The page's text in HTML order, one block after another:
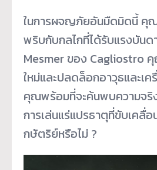
ในการผจญภัยอันมืดมิดนี้ คุ
พริบกับกลไกที่ได้รับแรงบันด
Mesmer ของ Cagliostro
ใหม่และปลดล็อกอาวุธและเ
คุณพร้อมที่จะค้นพบความจริ
การเล่นแร่แปรธาตุที่ขับเคลื่
กษัตริย์หรือไม่ ?